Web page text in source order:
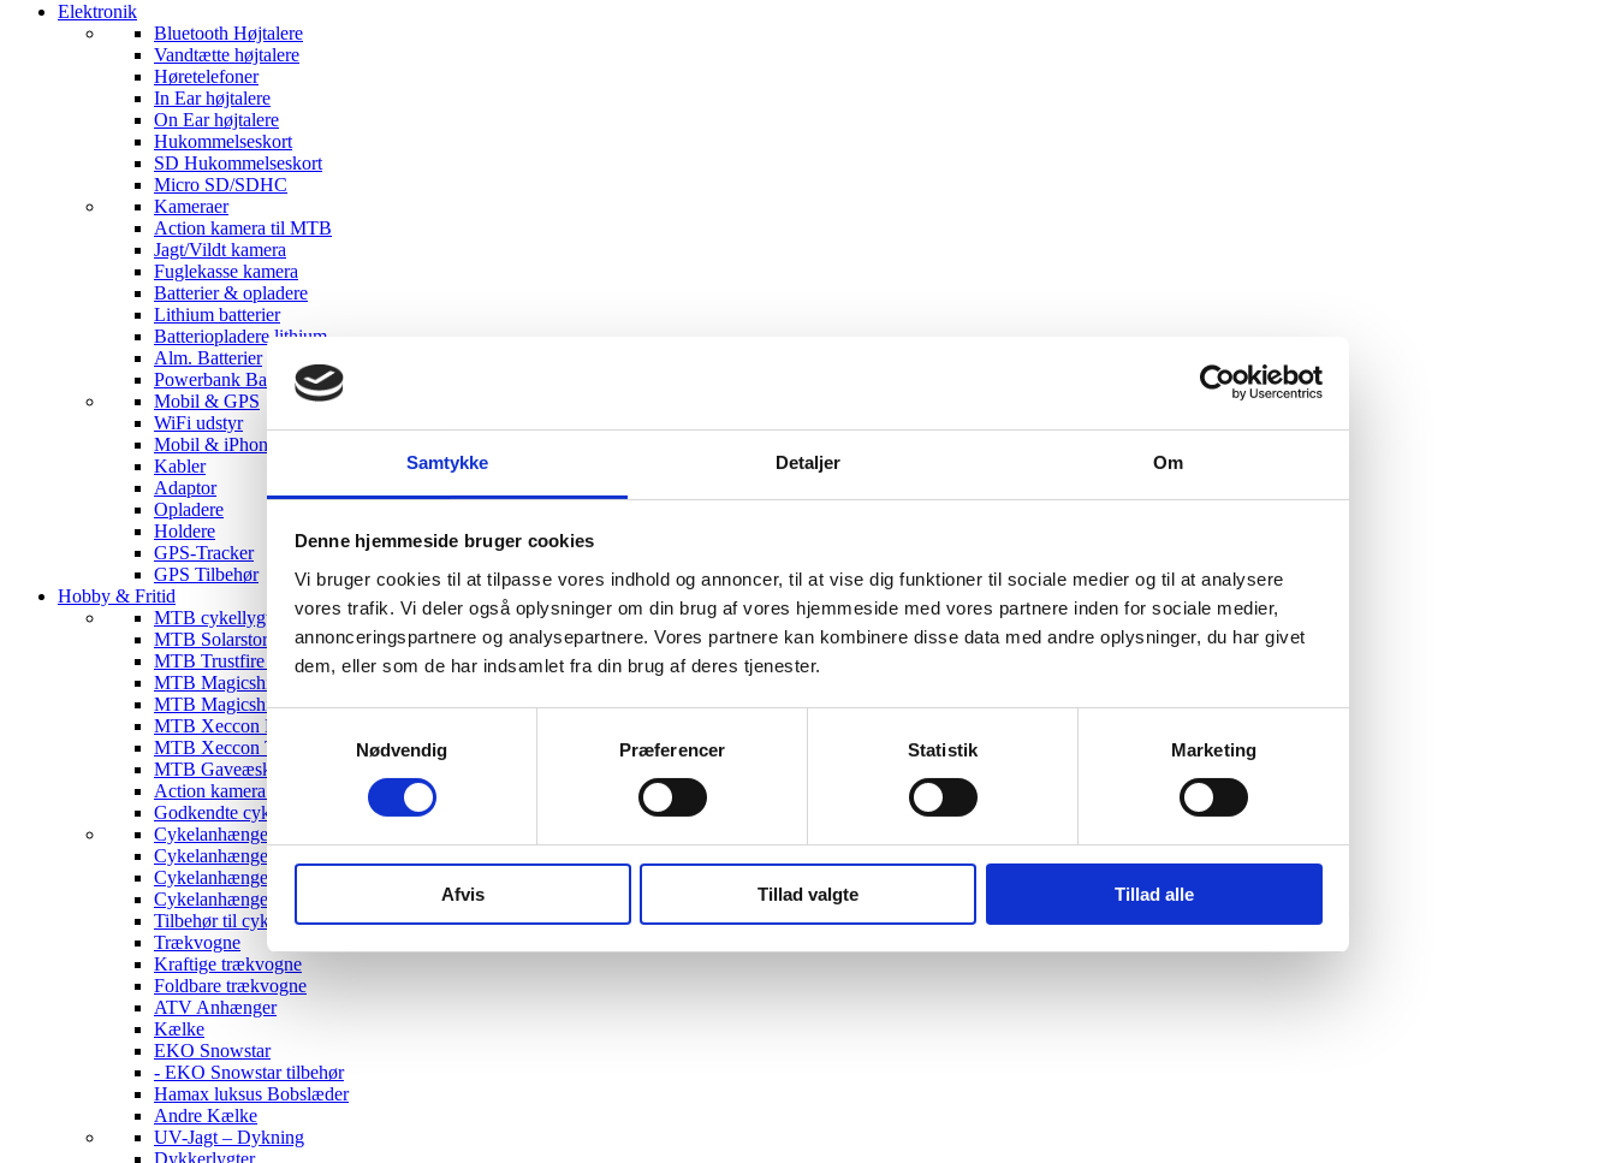
Samtykke Detaljer Om
Denne hjemmeside bruger cookies
Vi bruger cookies til at tilpasse vores indhold og annoncer, til at vise dig funktioner til sociale medier og til at analysere
vores trafik. Vi deler også oplysninger om din brug af vores hjemmeside med vores partnere inden for sociale medier,
annonceringspartnere og analysepartnere. Vores partnere kan kombinere disse data med andre oplysninger, du har givet
dem, eller som de har indsamlet fra din brug af deres tjenester.
Samtykkevalg
Nødvendig
Præferencer Statistik Marketing
Afvis Tillad valgte Tillad alle
Elektronik
Bluetooth Højtalere
Vandtætte højtalere
Høretelefoner
In Ear højtalere
On Ear højtalere
Hukommelseskort
SD Hukommelseskort
Micro SD/SDHC
Kameraer
Action kamera til MTB
Jagt/Vildt kamera
Fuglekasse kamera
Batterier & opladere
Lithium batterier
Batteriopladere lithium
Alm. Batterier
Powerbank Batterier
Mobil & GPS
WiFi udstyr
Mobil & iPhone tilbehør
Kabler
Adaptor
Opladere
Holdere
GPS-Tracker
GPS Tilbehør
Hobby & Fritid
MTB cykellygter
MTB Solarstorm Lygter & tilbehør
MTB Trustfire Lygter
MTB Magicshine Lygter
MTB Magicshine Tilbehør
MTB Xeccon Lygter
MTB Xeccon Tilbehør
MTB Gaveæske
Action kamera til MTB
Godkendte cykellygter & tilbehør
Cykelanhængere
Cykelanhænger til Børn
Cykelanhænger til hunde
Cykelanhænger Cargo
Tilbehør til cykelanhængere
Trækvogne
Kraftige trækvogne
Foldbare trækvogne
ATV Anhænger
Kælke
EKO Snowstar
- EKO Snowstar tilbehør
Hamax luksus Bobslæder
Andre Kælke
UV-Jagt – Dykning
Dykkerlygter